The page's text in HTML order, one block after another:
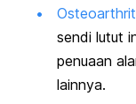
sendi lutut
penuaan
lainnya.